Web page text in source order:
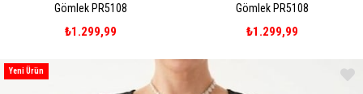
Gömlek PR5108
₺1.299,99
Gömlek PR5108
₺1.299,99
Yeni Ürün